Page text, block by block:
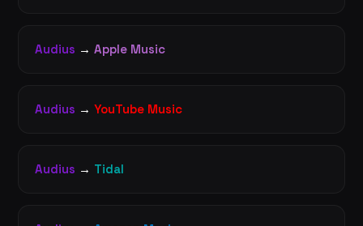
Audius → Apple Music
Audius → YouTube Music
Audius → Tidal